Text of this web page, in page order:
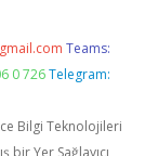
Teams:
0 726 Telegram:
Bilgi Teknolojileri
bir Yer Sağlayıcı